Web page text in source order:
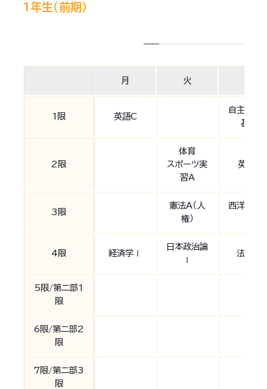
1年生（前期）
月 火
1限 英語C
自主創造
基礎
2限
体育
スポーツ実
習A
英語A
3限
憲法A（人
権）
西洋の歴
4限 経済学Ⅰ
日本政治論
Ⅰ
法学Ⅰ
5限/第二部1
限
6限/第二部2
限
7限/第二部3
限